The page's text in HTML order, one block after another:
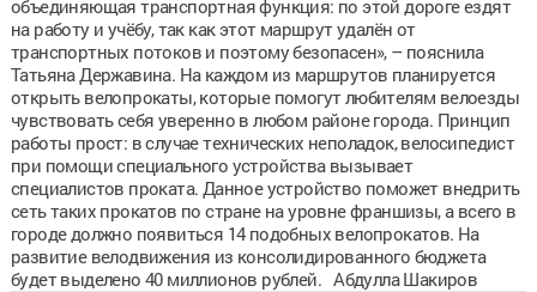
объединяющая транспортная функция: по этой дороге ездят
на работу и учёбу, так как этот маршрут удалён от
транспортных потоков и поэтому безопасен», – пояснила
Татьяна Державина. На каждом из маршрутов планируется
открыть велопрокаты, которые помогут любителям велоезды
чувствовать себя уверенно в любом районе города. Принцип
работы прост: в случае технических неполадок, велосипедист
при помощи специального устройства вызывает
специалистов проката. Данное устройство поможет внедрить
сеть таких прокатов по стране на уровне франшизы, а всего в
городе должно появиться 14 подобных велопрокатов. На
развитие велодвижения из консолидированного бюджета
будет выделено 40 миллионов рублей. Абдулла Шакиров